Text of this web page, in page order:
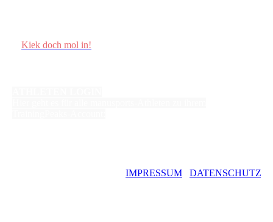
Kiek doch mol in!
IMPRESSUM DATENSCHUTZ